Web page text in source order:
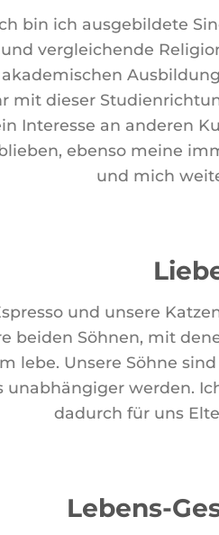
bin ich ausgebildete
vergleichende
mit dieser
Interesse an anderen
ebenso meine
und mich
und unsere
beiden Söhnen, mit
lebe. Unsere Söhne
unabhängiger werden.
dadurch für uns
Lebens-